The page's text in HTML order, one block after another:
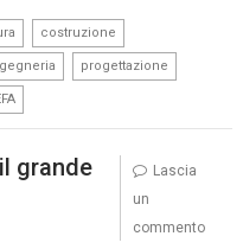
costruzione
progettazione
grande
Lascia
un
commento